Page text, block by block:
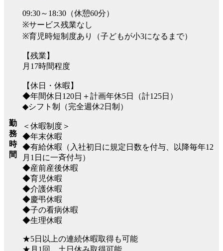
勤
務
時
間
09:30～18:30（休憩60分）
※サービス残業なし
※育児時短制度あり（子どもが小3になるまで）
【残業】
月17時間程度
【休日・休暇】
◆年間休日120日＋計画年休5日（計125日）
◆シフト制（完全週休2日制）
＜休暇制度＞
◆年末休暇
◆有給休暇（入社初日に規定日数を付与、以降毎年12
月1日に一斉付与）
◆産前産後休暇
◆育児休暇
◆介護休暇
◆慶弔休暇
◆子の看病休暇
◆生理休暇
★5日以上の連続休暇取得も可能